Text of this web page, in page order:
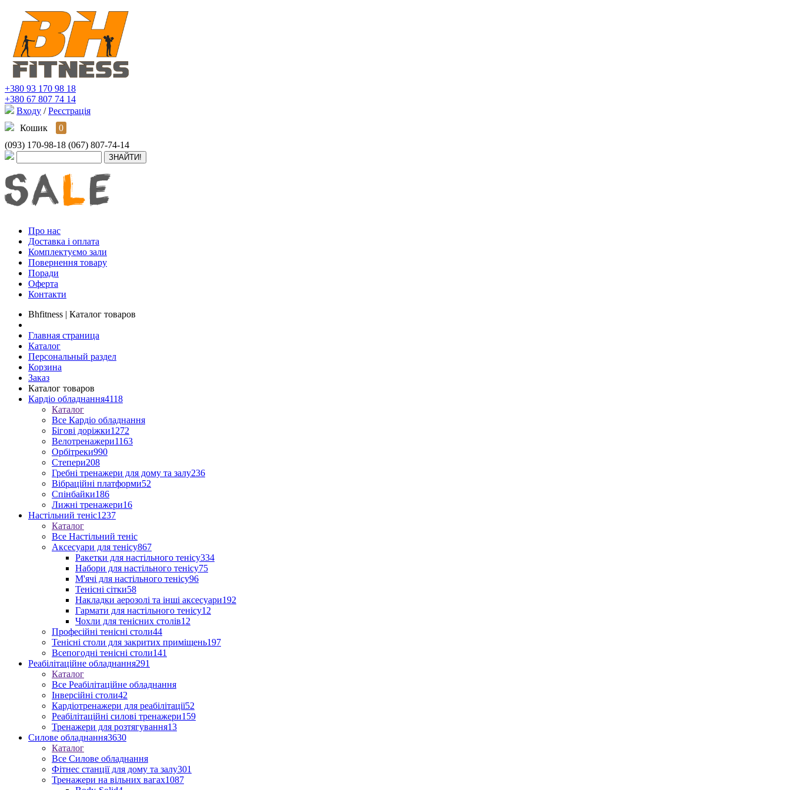
+380 93 170 98 18
+380 67 807 74 14
Входу / Реєстрація
Кошик
0
(093) 170-98-18 (067) 807-74-14
Про нас
Доставка і оплата
Комплектуємо зали
Повернення товару
Поради
Оферта
Контакти
Bhfitness | Каталог товаров
Главная страница
Каталог
Персональный раздел
Корзина
Заказ
Каталог товаров
Кардіо обладнання4118
Каталог
Все Кардіо обладнання
Бігові доріжки1272
Велотренажери1163
Орбітреки990
Степери208
Гребні тренажери для дому та залу236
Вібраційні платформи52
Спінбайки186
Лижні тренажери16
Настільний теніс1237
Каталог
Все Настільний теніс
Аксесуари для тенісу867
Ракетки для настільного тенісу334
Набори для настільного тенісу75
М'ячі для настільного тенісу96
Тенісні сітки58
Накладки аерозолі та інші аксесуари192
Гармати для настільного тенісу12
Чохли для тенісних столів12
Професійні тенісні столи44
Тенісні столи для закритих приміщень197
Всепогодні тенісні столи141
Реабілітаційне обладнання291
Каталог
Все Реабілітаційне обладнання
Інверсійні столи42
Кардіотренажери для реабілітації52
Реабілітаційні силові тренажери159
Тренажери для розтягування13
Силове обладнання3630
Каталог
Все Силове обладнання
Фітнес станції для дому та залу301
Тренажери на вільних вагах1087